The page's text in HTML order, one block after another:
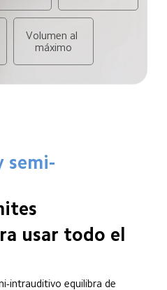
Volumen al
máximo
semi-
usar todo el
intrauditivo equilibra de